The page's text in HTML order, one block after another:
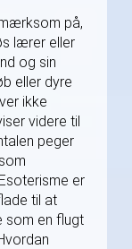
på,
lærer eller
og sin
eller dyre
ikke
videre til
peger
er
til at
som en flugt